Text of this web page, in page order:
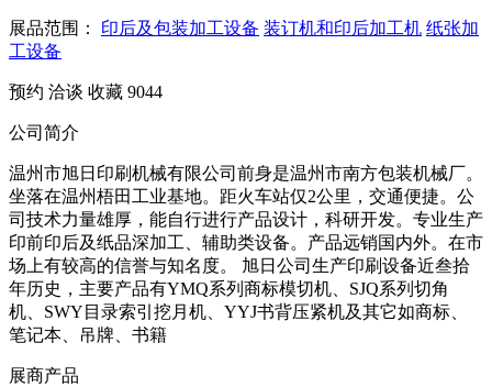
展品范围： 印后及包装加工设备 装订机和印后加工机 纸张加
工设备
预约 洽谈 收藏 9044
公司简介
温州市旭日印刷机械有限公司前身是温州市南方包装机械厂。
坐落在温州梧田工业基地。距火车站仅2公里，交通便捷。公
司技术力量雄厚，能自行进行产品设计，科研开发。专业生产
印前印后及纸品深加工、辅助类设备。产品远销国内外。在市
场上有较高的信誉与知名度。 旭日公司生产印刷设备近叁拾
年历史，主要产品有YMQ系列商标模切机、SJQ系列切角
机、SWY目录索引挖月机、YYJ书背压紧机及其它如商标、
笔记本、吊牌、书籍
展商产品